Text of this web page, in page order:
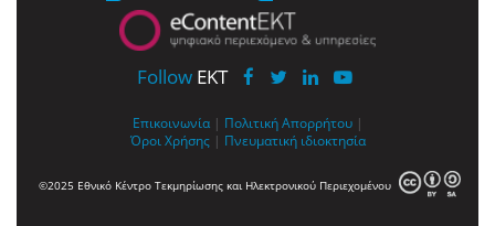
Follow EKT
Επικοινωνία | Πολιτική Απορρήτου |
Όροι Χρήσης | Πνευματική ιδιοκτησία
©2025 Εθνικό Κέντρο Τεκμηρίωσης και Ηλεκτρονικού Περιεχομένου